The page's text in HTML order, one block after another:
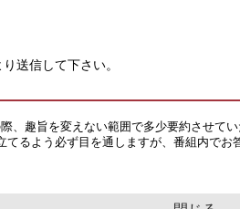
り送信して下さい。
、趣旨を変えない範囲で多少要約させて
るよう必ず目を通しますが、番組内で